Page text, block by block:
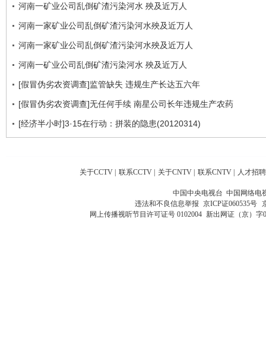
河南一矿业公司乱倒矿渣污染河水 殃及近万人
河南一家矿业公司乱倒矿渣污染河水殃及近万人
河南一家矿业公司乱倒矿渣污染河水殃及近万人
河南一矿业公司乱倒矿渣污染河水 殃及近万人
[假冒伪劣农资调查]监管缺失 违规生产长达五六年
[假冒伪劣农资调查]无任何手续 南星公司长年违规生产农药
[经济半小时]3·15在行动：拼装的隐患(20120314)
关于CCTV 联系CCTV 关于CNTV 联系CNTV 人才招聘
中国中央电视台 中国网络电
违法和不良信息举报 京ICP证060535号
网上传播视听节目许可证号 0102004 新出网证（京）